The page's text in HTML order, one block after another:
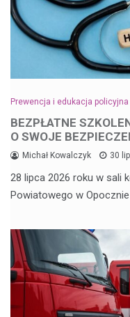
Prewencja i edukacja policyjna
BEZPŁATNE
O SWOJE
Michał Kowalczyk 30
28 lipca 2026 roku w sali
Powiatowego w